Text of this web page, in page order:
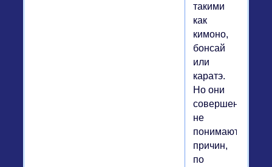
такими
как
кимоно,
бонсай
или
каратэ.
Но они
совершенно
не
понимают
причин,
по